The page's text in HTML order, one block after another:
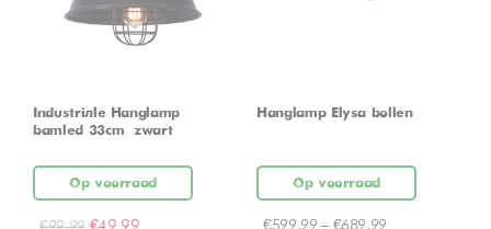
Industriële Hanglamp
bamled 33cm – zwart
Op voorraad
Hanglamp Elysa bollen
Op voorraad